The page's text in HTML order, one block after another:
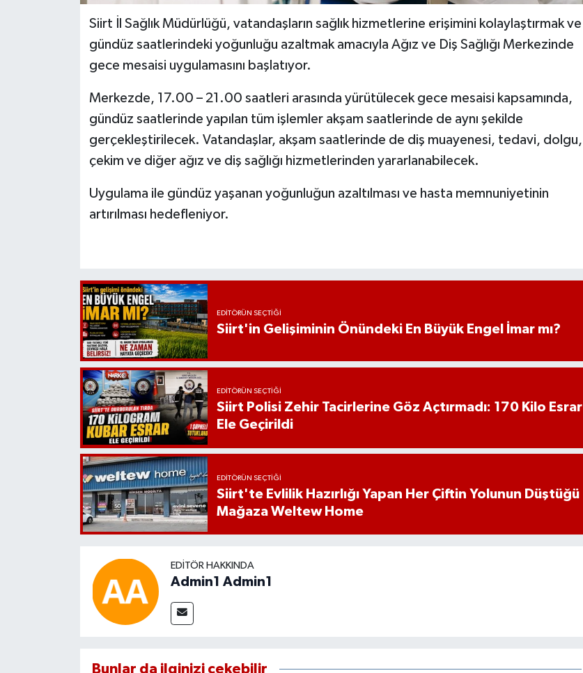
Siirt İl Sağlık Müdürlüğü, vatandaşların sağlık hizmetlerine erişimini kolaylaştırmak ve
gündüz saatlerindeki yoğunluğu azaltmak amacıyla Ağız ve Diş Sağlığı Merkezinde
gece mesaisi uygulamasını başlatıyor.
Merkezde, 17.00 – 21.00 saatleri arasında yürütülecek gece mesaisi kapsamında,
gündüz saatlerinde yapılan tüm işlemler akşam saatlerinde de aynı şekilde
gerçekleştirilecek. Vatandaşlar, akşam saatlerinde de diş muayenesi, tedavi, dolgu,
çekim ve diğer ağız ve diş sağlığı hizmetlerinden yararlanabilecek.
Uygulama ile gündüz yaşanan yoğunluğun azaltılması ve hasta memnuniyetinin
artırılması hedefleniyor.
EDITÖRÜN SEÇTIĞI
Siirt'in Gelişiminin Önündeki En Büyük Engel İmar mı?
EDITÖRÜN SEÇTIĞI
Siirt Polisi Zehir Tacirlerine Göz Açtırmadı: 170 Kilo Esrar
Ele Geçirildi
EDITÖRÜN SEÇTIĞI
Siirt'te Evlilik Hazırlığı Yapan Her Çiftin Yolunun Düştüğü
Mağaza Weltew Home
EDITÖR HAKKINDA
Admin1 Admin1
Bunlar da ilginizi çekebilir